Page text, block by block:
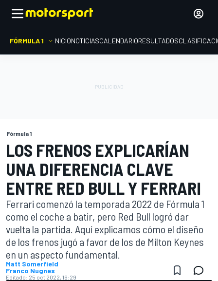
FÓRMULA 1 INICIONOTICIASCALENDARIORESULTADOS
Fórmula 1
LOS FRENOS EXPLICARÍAN
UNA DIFERENCIA CLAVE
ENTRE RED BULL Y FERRARI
Ferrari comenzó la temporada 2022 de Fórmula 1
como el coche a batir, pero Red Bull logró dar
vuelta la partida. Aquí explicamos cómo el diseño
de los frenos jugó a favor de los de Milton Keynes
en un aspecto fundamental.
Matt Somerfield
Franco Nugnes
Editado: 25 oct 2022, 16:29